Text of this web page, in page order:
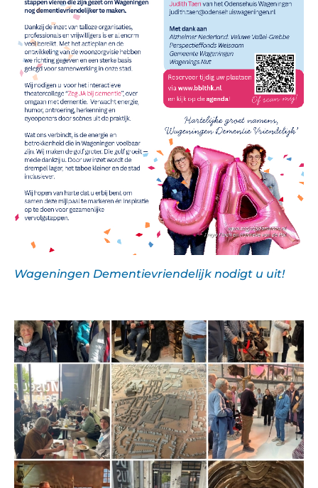
Wageningen Dementievriendelijk nodigt u uit!